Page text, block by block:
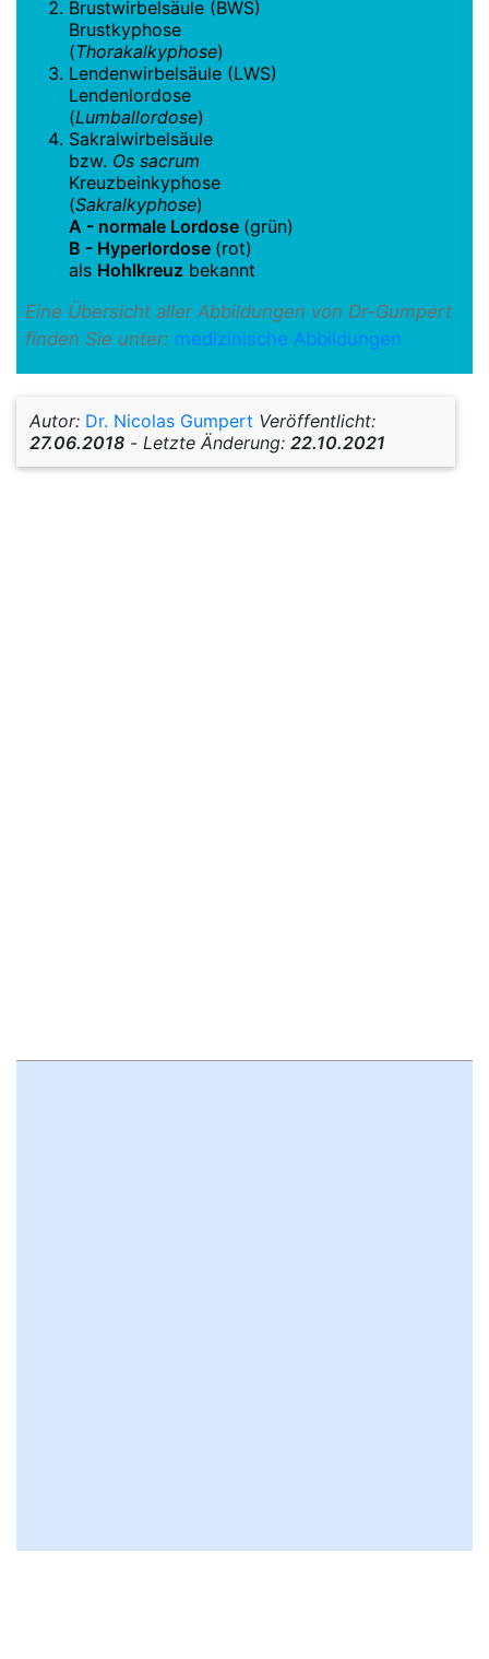
Brustwirbelsäule (BWS)
Brustkyphose
(Thorakalkyphose)
Lendenwirbelsäule (LWS)
Lendenlordose
(Lumballordose)
Sakralwirbelsäule
bzw. Os sacrum
Kreuzbeinkyphose
(Sakralkyphose)
A - normale Lordose (grün)
B - Hyperlordose (rot)
als Hohlkreuz bekannt
Eine Übersicht aller Abbildungen von Dr-Gumpert
finden Sie unter: medizinische Abbildungen
Autor: Dr. Nicolas Gumpert Veröffentlicht:
27.06.2018 - Letzte Änderung: 22.10.2021